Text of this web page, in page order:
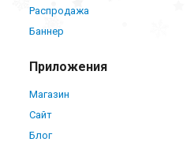
Распродажа
Баннер
Приложения
Магазин
Сайт
Блог